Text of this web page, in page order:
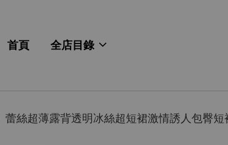
首頁 全店目錄
蕾絲超薄露背透明冰絲超短裙激情誘人包臀